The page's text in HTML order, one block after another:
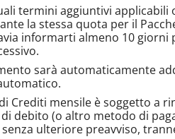
termini aggiuntivi
la stessa quota per il
informarti almeno 10
sarà automaticamente
Crediti mensile è soggetto
debito (o altro metodo di
ulteriore preavviso,